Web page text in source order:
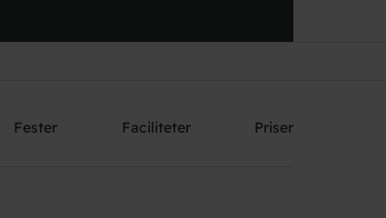
Fester Faciliteter Priser